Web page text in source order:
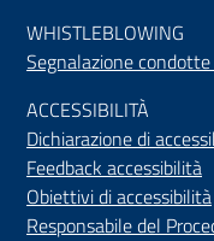
WHISTLEBLOWING
Segnalazione
ACCESSIBILITÀ
Dichiarazione di
Feedback accessibilità
Obiettivi di accessibilità
Responsabile del